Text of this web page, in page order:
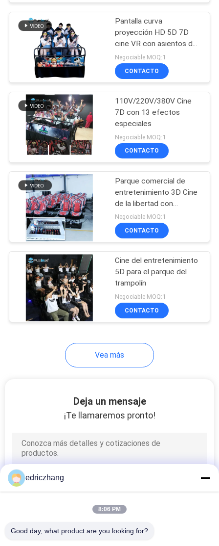
Pantalla curva
proyección HD 5D 7D
cine VR con asientos de
movimiento
Negociable MOQ:1
CONTACTO
110V/220V/380V Cine
7D con 13 efectos
especiales
Negociable MOQ:1
CONTACTO
Parque comercial de
entretenimiento 3D Cine
de la libertad con
efectos especiales de
humo
Negociable MOQ:1
CONTACTO
Cine del entretenimiento
5D para el parque del
trampolín
Negociable MOQ:1
CONTACTO
Vea más
Deja un mensaje
¡Te llamaremos pronto!
edriczhang
8:06 PM
Good day, what product are you looking for?